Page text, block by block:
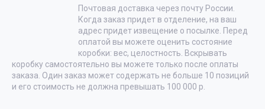
Почтовая доставка через почту России.
Когда заказ придет в отделение, на ваш
адрес придет извещение о посылке. Перед
оплатой вы можете оценить состояние
коробки: вес, целостность. Вскрывать
коробку самостоятельно вы можете только после оплаты
заказа. Один заказ может содержать не больше 10 позиций
и его стоимость не должна превышать 100 000 р.